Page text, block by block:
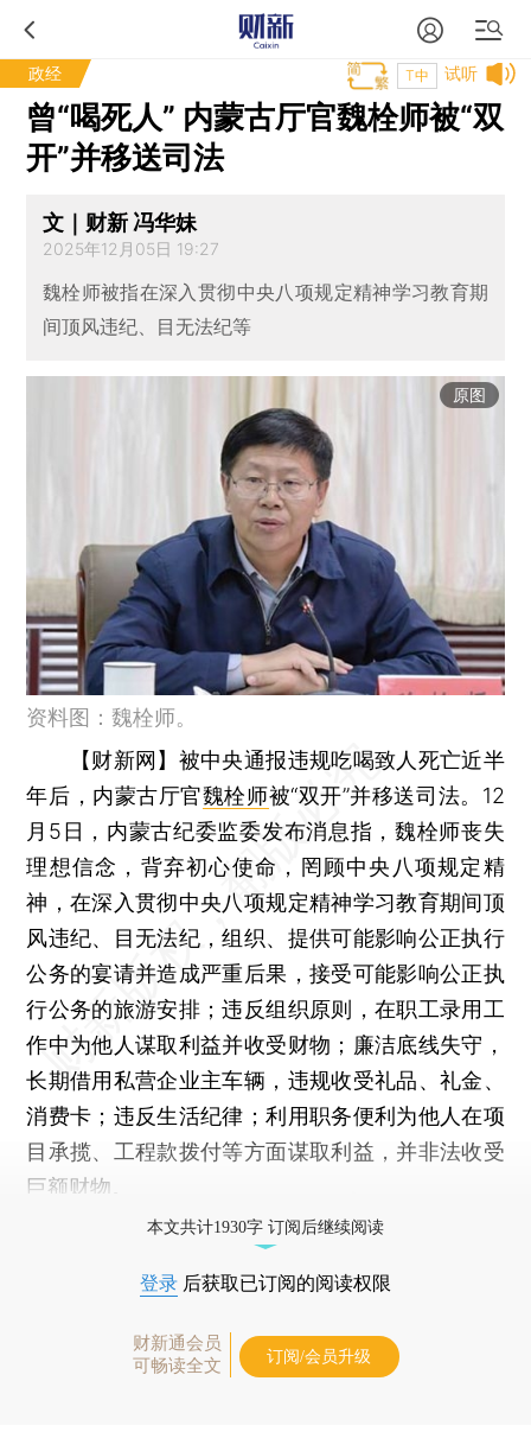
政经 试听
T中
曾“喝死人” 内蒙古厅官魏栓师被“双
开”并移送司法
文｜财新 冯华妹
2025年12月05日 19:27
魏栓师被指在深入贯彻中央八项规定精神学习教育期
间顶风违纪、目无法纪等
原图
资料图：魏栓师。
【财新网】 被中央通报违规吃喝致人死亡近半
年后，内蒙古厅官魏栓师被“双开”并移送司法。12
月5日，内蒙古纪委监委发布消息指，魏栓师丧失
理想信念，背弃初心使命，罔顾中央八项规定精
神，在深入贯彻中央八项规定精神学习教育期间顶
风违纪、目无法纪，组织、提供可能影响公正执行
公务的宴请并造成严重后果，接受可能影响公正执
行公务的旅游安排；违反组织原则，在职工录用工
作中为他人谋取利益并收受财物；廉洁底线失守，
长期借用私营企业主车辆，违规收受礼品、礼金、
消费卡；违反生活纪律；利用职务便利为他人在项
目承揽、工程款拨付等方面谋取利益，并非法收受
巨额财物。
本文共计1930字 订阅后继续阅读
登录 后获取已订阅的阅读权限
财新通会员
可畅读全文
订阅/会员升级